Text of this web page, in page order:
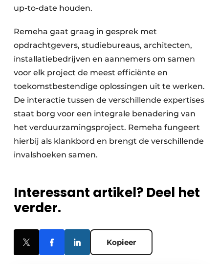
up-to-date houden.
Remeha gaat graag in gesprek met
opdrachtgevers, studiebureaus, architecten,
installatiebedrijven en aannemers om samen
voor elk project de meest efficiënte en
toekomstbestendige oplossingen uit te werken.
De interactie tussen de verschillende expertises
staat borg voor een integrale benadering van
het verduurzamingsproject. Remeha fungeert
hierbij als klankbord en brengt de verschillende
invalshoeken samen.
Interessant artikel? Deel het
verder.
Kopieer